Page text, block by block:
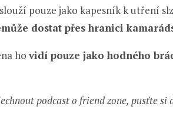
pouze jako kapesník k utření
dostat přes hranici
ho vidí pouze jako hodného
podcast o friend zone, pusťte